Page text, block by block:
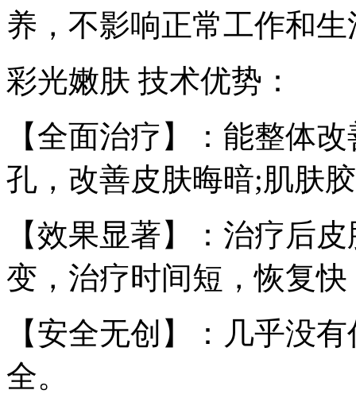
养，不影响正常工作和生
彩光嫩肤 技术优势：
【全面治疗】：能整体
孔，改善皮肤晦暗;肌肤
【效果显著】：治疗后
变，治疗时间短，恢复
【安全无创】：几乎没
全。